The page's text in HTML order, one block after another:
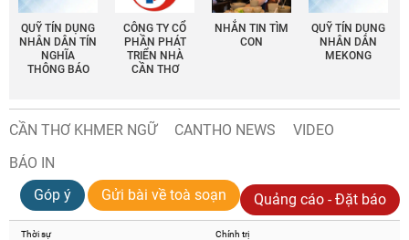
QUỸ TÍN DỤNG
NHÂN DÂN TÍN
NGHĨA
THÔNG BÁO
CÔNG TY CỔ
PHẦN PHÁT
TRIỂN NHÀ
CẦN THƠ
NHẮN TIN TÌM
CON
QUỸ TÍN DỤNG
NHÂN DÂN
MEKONG
CẦN THƠ KHMER NGỮ CANTHO NEWS
VIDEO
BÁO IN
Góp ý
Gửi bài về toà soạn Quảng cáo - Đặt báo
Thời sự Chính trị